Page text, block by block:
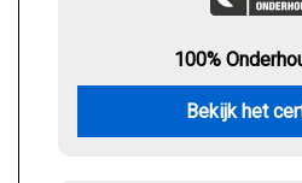
100%
Bekijk het